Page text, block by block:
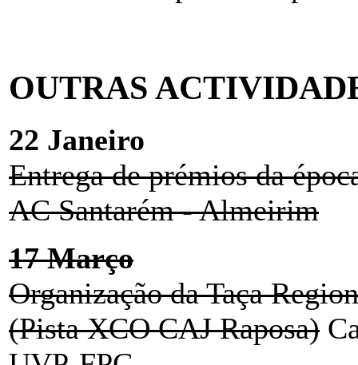
OUTRAS
22 Janeiro
Entrega de prémios da
AC Santarém - Almeirim
17 Março
Organização da Taça
(Pista XCO CAJ Raposa)